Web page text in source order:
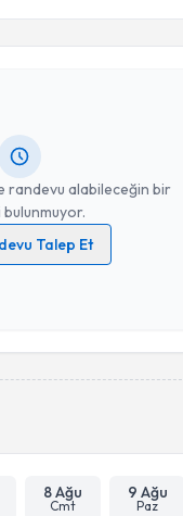
randevu alabileceğin bir
Talep Et
ilişkinAydınlatma Metni
Gönder
8 Ağu
Cmt
9 Ağu
Paz